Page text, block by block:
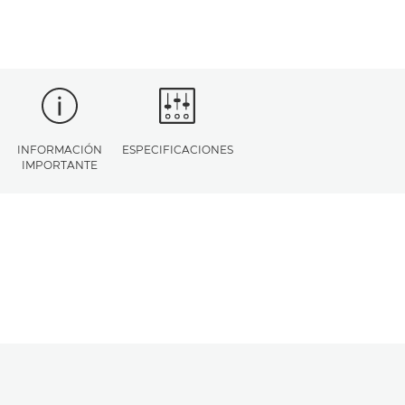
INFORMACIÓN
IMPORTANTE
ESPECIFICACIONES